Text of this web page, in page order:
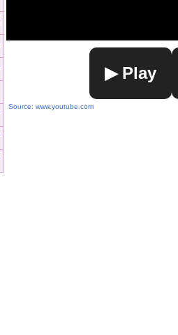
▶ Play
Source: www.youtube.com